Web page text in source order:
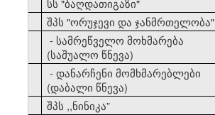
სს "ბაღდათიგაზი"
შპს "ორუჯევი და ჯანმრთელობა"
- სამრეწველო მოხმარება
(საშუალო წნევა)
- დანარჩენი მომხმარებლები
(დაბალი წნევა)
შპს ,,ნინიკა”